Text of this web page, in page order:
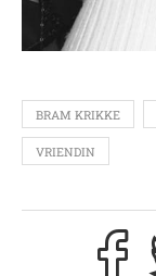
BRAM KRIKKE
VRIENDIN